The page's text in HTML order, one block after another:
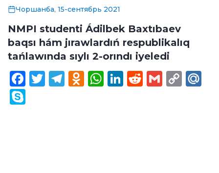
Чоршанба, 15-сентябрь 2021
NMPI studenti Ádilbek Baxtıbaev
baqsı hám jırawlardıń respublikalıq
tańlawında sıylı 2-orındı iyeledi
Facebook
Twitter
Telegram
Odnoklassniki
WhatsApp
LinkedIn
Reddit
Gmail